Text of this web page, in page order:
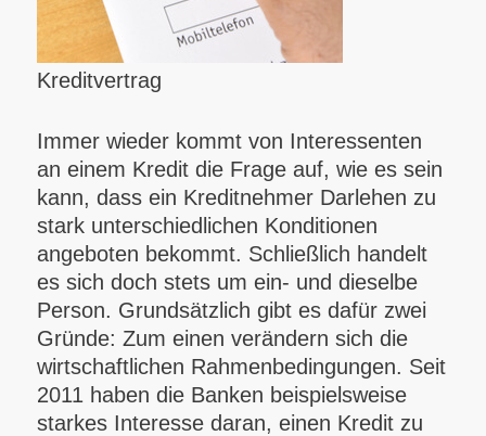
Kreditvertrag
Immer wieder kommt von Interessenten
an einem Kredit die Frage auf, wie es sein
kann, dass ein Kreditnehmer Darlehen zu
stark unterschiedlichen Konditionen
angeboten bekommt. Schließlich handelt
es sich doch stets um ein- und dieselbe
Person. Grundsätzlich gibt es dafür zwei
Gründe: Zum einen verändern sich die
wirtschaftlichen Rahmenbedingungen. Seit
2011 haben die Banken beispielsweise
starkes Interesse daran, einen Kredit zu